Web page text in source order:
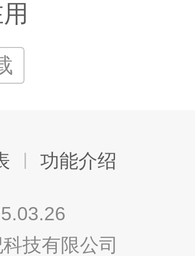
功能介绍
技有限公司